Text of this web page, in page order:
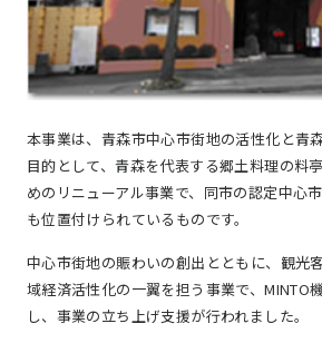
本事業は、青森市中心市街地の活性化と青
目的として、青森を代表する郷土料理の料
めのリニューアル事業で、同市の認定中心
も位置付けられているものです。
中心市街地の賑わいの創出とともに、観光
域経済活性化の一翼を担う事業で、MINTO
し、事業の立ち上げ支援が行われました。